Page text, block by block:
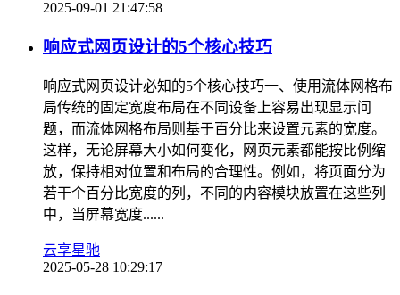
2025-09-01 21:47:58
响应式网页设计的5个核心技巧
响应式网页设计必知的5个核心技巧一、使用流体网格布
局传统的固定宽度布局在不同设备上容易出现显示问
题，而流体网格布局则基于百分比来设置元素的宽度。
这样，无论屏幕大小如何变化，网页元素都能按比例缩
放，保持相对位置和布局的合理性。例如，将页面分为
若干个百分比宽度的列，不同的内容模块放置在这些列
中，当屏幕宽度......
云享星驰
2025-05-28 10:29:17